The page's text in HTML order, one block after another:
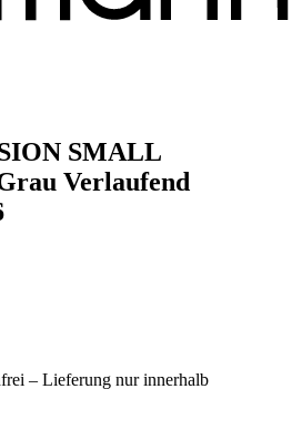
SMALL
Verlaufend
– Lieferung nur innerhalb